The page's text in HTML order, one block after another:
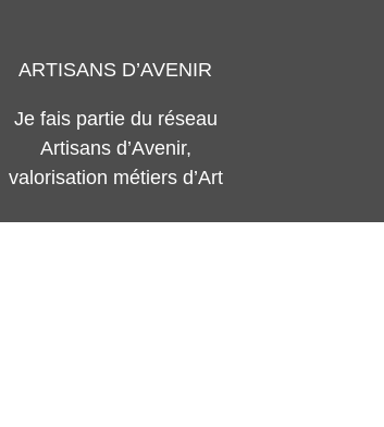
ARTISANS D’AVENIR
Je fais partie du réseau
Artisans d’Avenir,
valorisation métiers d’Art